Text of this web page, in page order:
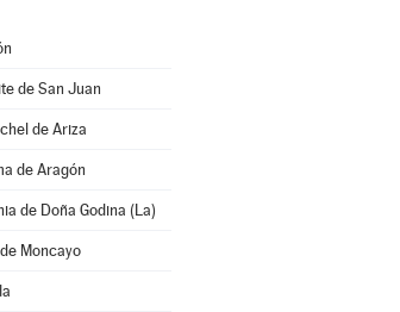
de San Juan
de Ariza
de Aragón
de Doña Godina (La)
Moncayo